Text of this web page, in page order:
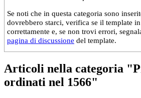
Se noti che in questa categoria sono
dovrebbero starci, verifica se il template
correttamente e, se non trovi errori,
pagina di discussione del template.
Articoli nella categoria
ordinati nel 1566"